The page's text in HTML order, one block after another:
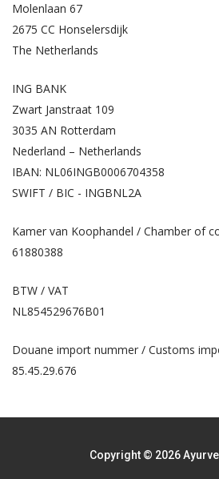
Molenlaan 67
2675 CC Honselersdijk
The Netherlands
ING BANK
Zwart Janstraat 109
3035 AN Rotterdam
Nederland – Netherlands
IBAN: NL06INGB0006704358
SWIFT / BIC - INGBNL2A
Kamer van Koophandel / Chamber of
61880388
BTW / VAT
NL854529676B01
Douane import nummer / Customs
85.45.29.676
Copyright © 2026